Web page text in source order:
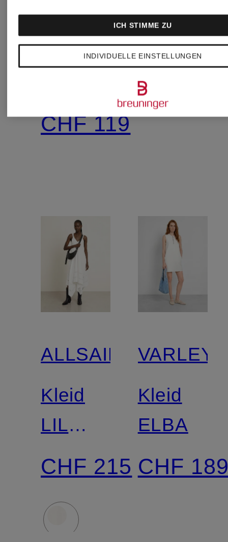
NOIR
Kleid
CHF 119
KAMALI
CHF
ALLSAINTS
Kleid
LIL
DRESS
mit
Spitze
CHF 215
VARLEY
Kleid
ELBA
CHF
INDIVIDUELLE EINSTELLUNGEN
ICH STIMME ZU